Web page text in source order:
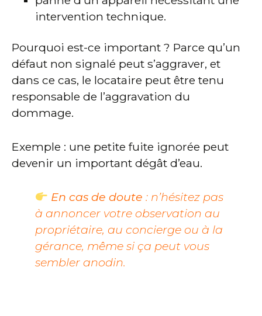
intervention technique.
Pourquoi est-ce important ? Parce qu’un
défaut non signalé peut s’aggraver, et
dans ce cas, le locataire peut être tenu
responsable de l’aggravation du
dommage.
Exemple : une petite fuite ignorée peut
devenir un important dégât d’eau.
En cas de doute : n’hésitez pas
à annoncer votre observation au
propriétaire, au concierge ou à la
gérance, même si ça peut vous
sembler anodin.